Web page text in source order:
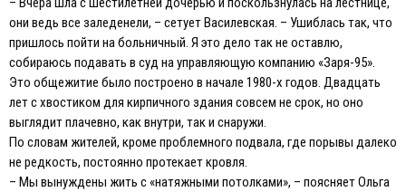
они ведь все заледенели, – сетует Василевская. – Ушиблась так, что
пришлось пойти на больничный. Я это дело так не оставлю,
собираюсь подавать в суд на управляющую компанию «Заря-95».
Это общежитие было построено в начале 1980-х годов. Двадцать
лет с хвостиком для кирпичного здания совсем не срок, но оно
выглядит плачевно, как внутри, так и снаружи.
По словам жителей, кроме проблемного подвала, где порывы далеко
не редкость, постоянно протекает кровля.
– Мы вынуждены жить с «натяжными потолками», – поясняет Ольга